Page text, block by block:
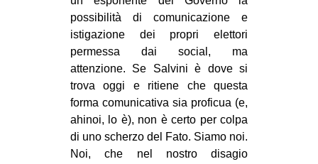
possibilità di comunicazione e
istigazione dei propri elettori
permessa dai social, ma
attenzione. Se Salvini è dove si
trova oggi e ritiene che questa
forma comunicativa sia proficua (e,
ahinoi, lo è), non è certo per colpa
di uno scherzo del Fato. Siamo noi.
Noi, che nel nostro disagio